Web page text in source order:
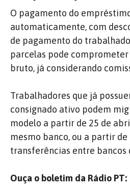
O pagamento do
automaticamente, com
de pagamento do
parcelas pode comprometer
bruto, já considerando
Trabalhadores que já
consignado ativo podem
modelo a partir de 25 de
mesmo banco, ou a partir de
transferências entre bancos
Ouça o boletim da Rádio PT: